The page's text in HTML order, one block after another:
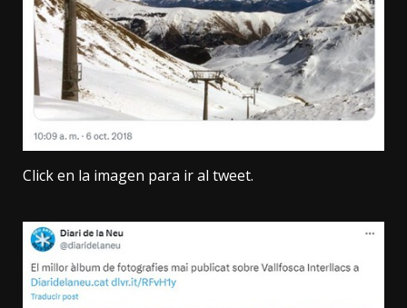
Click en la imagen para ir al tweet.